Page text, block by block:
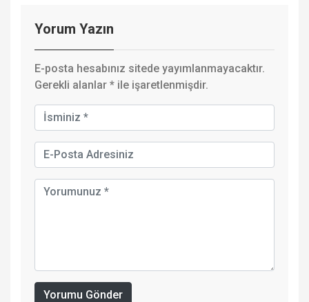
Yorum Yazın
E-posta hesabınız sitede yayımlanmayacaktır.
Gerekli alanlar * ile işaretlenmişdir.
Yorumu Gönder